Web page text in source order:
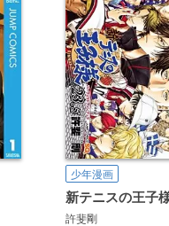
少年漫画
許斐剛